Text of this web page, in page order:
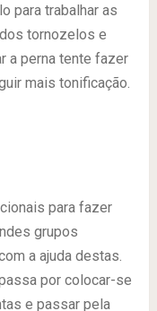
para trabalhar as
tornozelos e
a perna tente fazer
mais tonificação.
para fazer
grupos
a ajuda destas.
por colocar-se
e passar pela